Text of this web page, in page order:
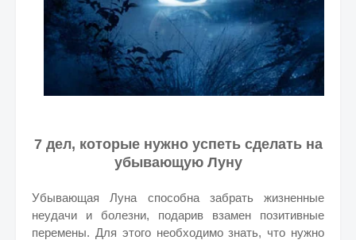
7 дел, которые нужно успеть сделать на
убывающую Луну
Убывающая Луна способна забрать жизненные
неудачи и болезни, подарив взамен позитивные
перемены. Для этого необходимо знать, что нужно